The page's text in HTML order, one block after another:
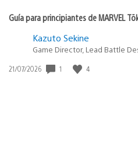
Guía para principiantes de MARVEL
Kazuto Sekine
Game Director, Lead Battle
Fecha
21/07/2026 1 4